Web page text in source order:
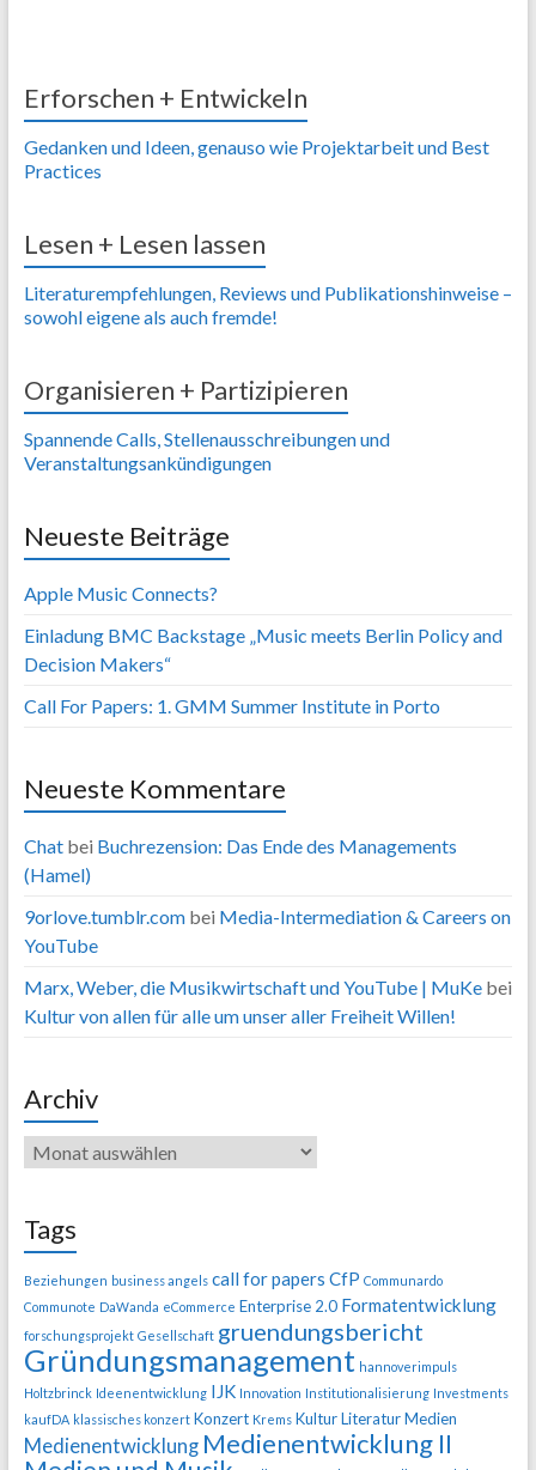
Erforschen + Entwickeln
Gedanken und Ideen, genauso wie Projektarbeit und Best
Practices
Lesen + Lesen lassen
Literaturempfehlungen, Reviews und Publikationshinweise –
sowohl eigene als auch fremde!
Organisieren + Partizipieren
Spannende Calls, Stellenausschreibungen und
Veranstaltungsankündigungen
Neueste Beiträge
Apple Music Connects?
Einladung BMC Backstage „Music meets Berlin Policy and
Decision Makers“
Call For Papers: 1. GMM Summer Institute in Porto
Neueste Kommentare
Chatbei Buchrezension: Das Ende des Managements
(Hamel)
9orlove.tumblr.combei Media-Intermediation & Careers on
YouTube
Marx, Weber, die Musikwirtschaft und YouTube | MuKebei
Kultur von allen für alle um unser aller Freiheit Willen!
Archiv
Tags
Beziehungen business angels call for papers CfP Communardo
Communote DaWanda eCommerce Enterprise 2.0 Formatentwicklung
forschungsprojekt Gesellschaft gruendungsbericht
Gründungsmanagement hannoverimpuls
Holtzbrinck Ideenentwicklung IJK Innovation Institutionalisierung Investments
kaufDA klassisches konzert Konzert Krems Kultur Literatur Medien
Medienentwicklung Medienentwicklung II